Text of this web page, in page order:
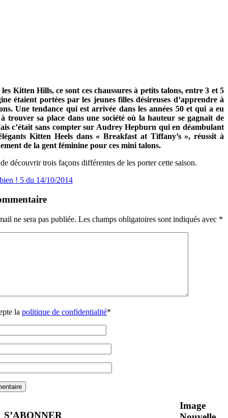
les Kitten Hills, ce sont ces chaussures à petits talons, entre 3 et 5
étaient portées par les jeunes filles désireuses d’apprendre à
Une tendance qui est arrivée dans les années 50 et qui a eu
trouver sa place dans une société où la hauteur se gagnait de
c’était sans compter sur Audrey Hepburn qui en déambulant
Kitten Heels dans « Breakfast at Tiffany’s », réussit à
de la gent féminine pour ces mini talons.
découvrir trois façons différentes de les porter cette saison.
! 5 du 14/10/2014
ne sera pas publiée. Les champs obligatoires sont indiqués avec *
la politique de confidentialité*
S’ABONNER
Image